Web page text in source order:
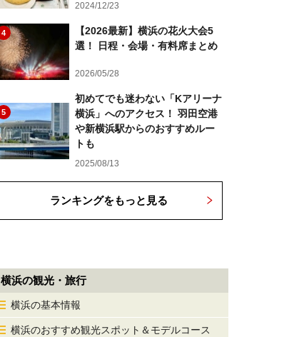
2024/12/23
4
【2026最新】横浜の花火大会5
選！ 日程・会場・有料席まとめ
2026/05/28
5
初めてでも迷わない「Kアリーナ
横浜」へのアクセス！ 羽田空港
や新横浜駅からのおすすめルー
トも
2025/08/13
ランキングをもっと見る
横浜の観光・旅行
横浜の基本情報
横浜のおすすめ観光スポット＆モデルコース